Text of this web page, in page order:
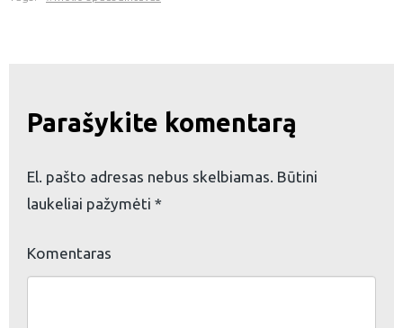
Parašykite komentarą
El. pašto adresas nebus skelbiamas. Būtini
laukeliai pažymėti *
Komentaras